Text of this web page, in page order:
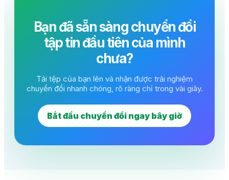
Bạn đã sẵn sàng chuyển đổi
tập tin đầu tiên của mình
chưa?
Tải tệp của bạn lên và nhận được trải nghiệm
chuyển đổi nhanh chóng, rõ ràng chỉ trong vài giây.
Bắt đầu chuyển đổi ngay bây giờ